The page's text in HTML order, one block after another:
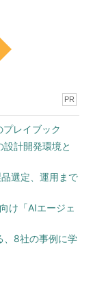
PR
レイブック
計開発環境と
選定、運用まで
け「AIエージェ
、8社の事例に学